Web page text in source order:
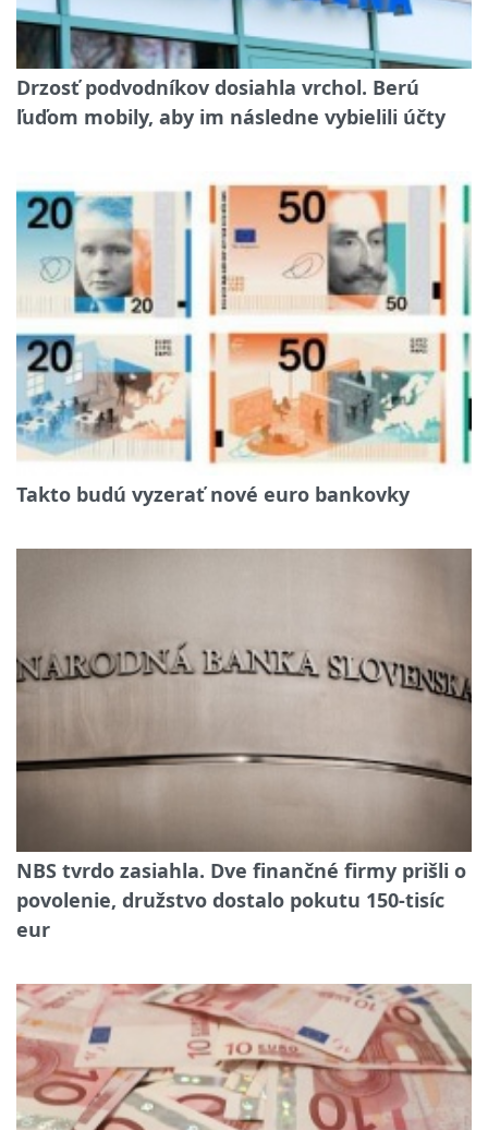
Drzosť podvodníkov dosiahla vrchol. Berú
ľuďom mobily, aby im následne vybielili účty
Takto budú vyzerať nové euro bankovky
NBS tvrdo zasiahla. Dve finančné firmy prišli o
povolenie, družstvo dostalo pokutu 150-tisíc
eur